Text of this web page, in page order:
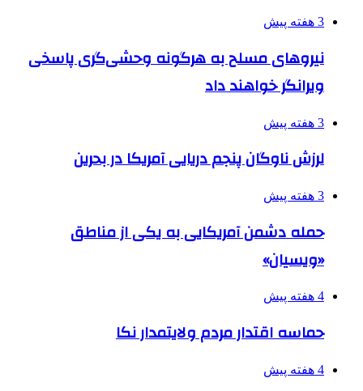
3 هفته پیش
نیروهای مسلح به هرگونه وحشی‌گری پاسخی
ویرانگر خواهند داد
3 هفته پیش
لرزش ناوگان پنجم دریایی آمریکا در بحرین
3 هفته پیش
حمله دشمن آمریکایی به یکی از مناطق
«ویسیان»
4 هفته پیش
حماسه اقتدار مردم ولایتمدار نکا
4 هفته پیش